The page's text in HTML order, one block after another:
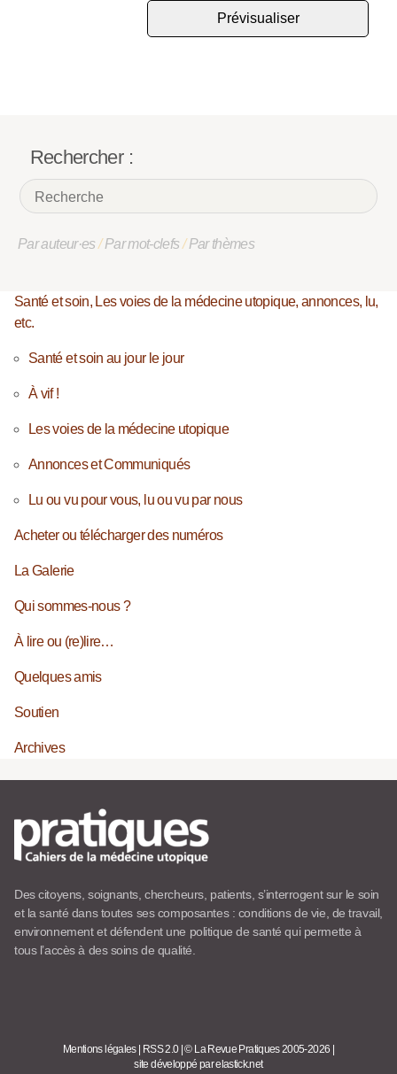
Rechercher :
Par auteur·es/Par mot-clefs/Par thèmes
Santé et soin, Les voies de la médecine utopique, annonces, lu,
etc.
Santé et soin au jour le jour
À vif !
Les voies de la médecine utopique
Annonces et Communiqués
Lu ou vu pour vous, lu ou vu par nous
Acheter ou télécharger des numéros
La Galerie
Qui sommes-nous ?
À lire ou (re)lire…
Quelques amis
Soutien
Archives
Des citoyens, soignants, chercheurs, patients, s’interrogent sur le soin
et la santé dans toutes ses composantes : conditions de vie, de travail,
environnement et défendent une politique de santé qui permette à
tous l’accès à des soins de qualité.
Mentions légales RSS 2.0 |© La Revue Pratiques 2005-2026
site développé par elastick.net